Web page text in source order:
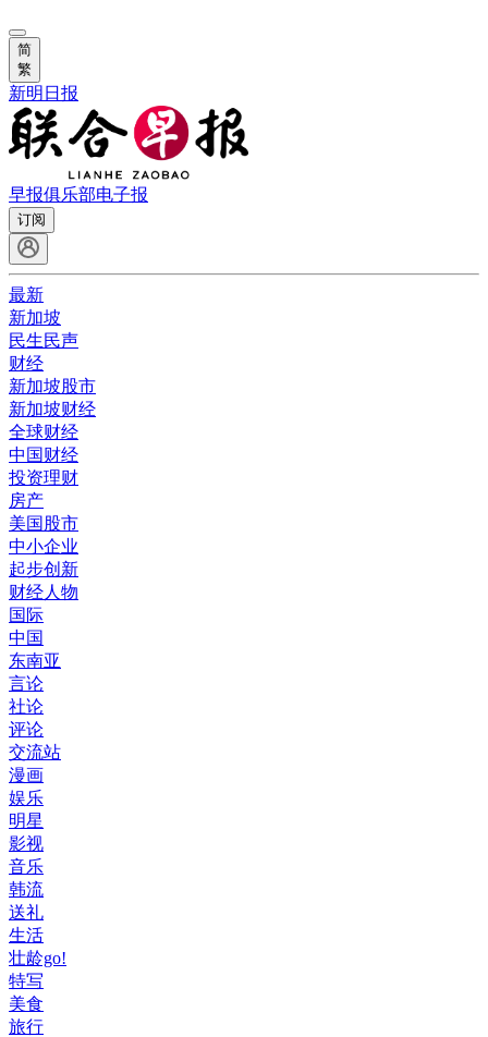
简
繁
新明日报
早报俱乐部电子报
订阅
最新
新加坡
民生民声
财经
新加坡股市
新加坡财经
全球财经
中国财经
投资理财
房产
美国股市
中小企业
起步创新
财经人物
国际
中国
东南亚
言论
社论
评论
交流站
漫画
娱乐
明星
影视
音乐
韩流
送礼
生活
壮龄go!
特写
美食
旅行